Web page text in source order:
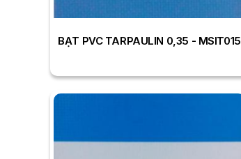
BẠT PVC TARPAULIN 0,35 - MSIT015